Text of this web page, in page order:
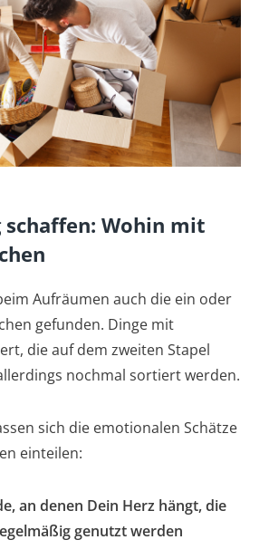
schaffen: Wohin mit
Aufräumen auch die ein oder
gefunden. Dinge mit
die auf dem zweiten Stapel
nochmal sortiert werden.
sich die emotionalen Schätze
einteilen:
an denen Dein Herz hängt, die
genutzt werden